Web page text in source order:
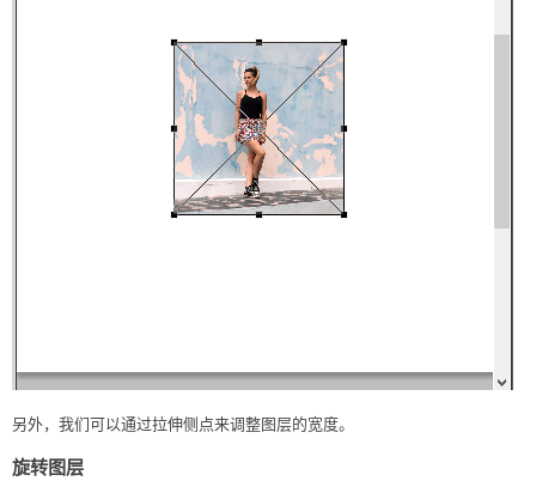
另外，我们可以通过拉伸侧点来调整图层的宽度。
旋转图层